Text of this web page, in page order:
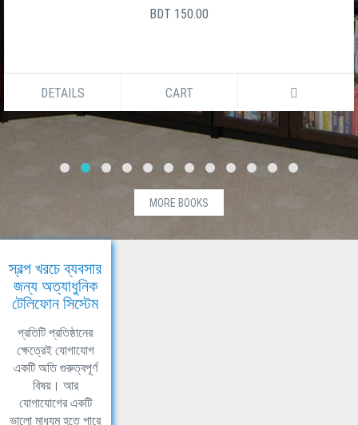
BDT 150.00
DETAILS CART
MORE BOOKS
স্বল্প খরচে ব্যবসার
জন্য অত্যাধুনিক
টেলিফোন সিস্টেম
প্রতিটি প্রতিষ্ঠানের
ক্ষেত্রেই যোগাযোগ
একটি অতি গুরুত্বপূর্ণ
বিষয়। আর
যোগাযোগের একটি
ভালো মাধ্যম হতে পারে